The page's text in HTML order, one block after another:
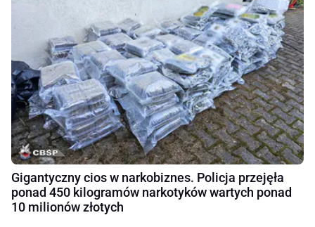
Gigantyczny cios w narkobiznes. Policja przejęła
ponad 450 kilogramów narkotyków wartych ponad
10 milionów złotych